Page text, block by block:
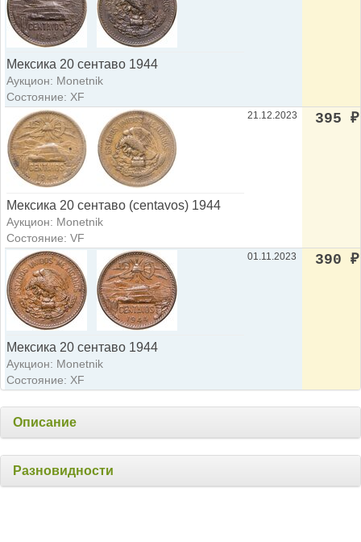
Мексика 20 сентаво 1944
Аукцион: Monetnik
Состояние: XF
Мексика 20 сентаво (centavos) 1944
Аукцион: Monetnik
Состояние: VF
21.12.2023 395 ₽
Мексика 20 сентаво 1944
Аукцион: Monetnik
Состояние: XF
01.11.2023 390 ₽
Описание
Разновидности